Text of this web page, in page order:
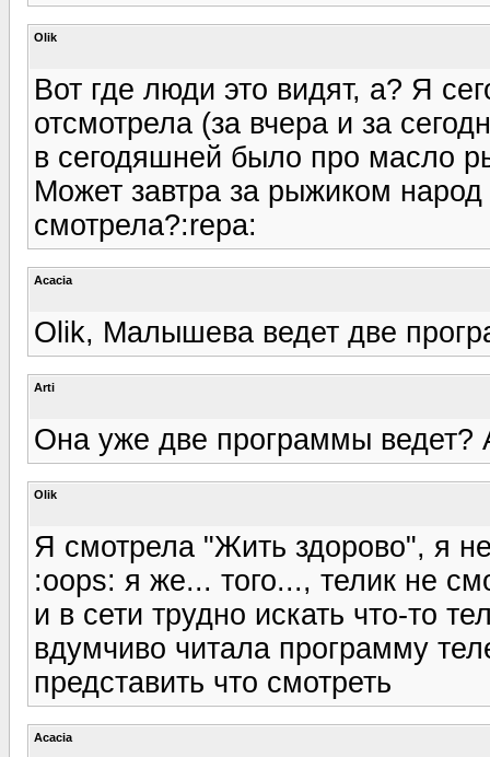
Olik
Вот где люди это видят, а? Я
отсмотрела (за вчера и за
в сегодяшней было про масло
Может завтра за рыжиком
смотрела?:repa:
Acacia
Olik, Малышева ведет две
Arti
Она уже две программы ведет?
Olik
Я смотрела "Жить здорово", я
:oops: я же... того..., телик не
и в сети трудно искать что-то
вдумчиво читала программу
представить что смотреть
Acacia